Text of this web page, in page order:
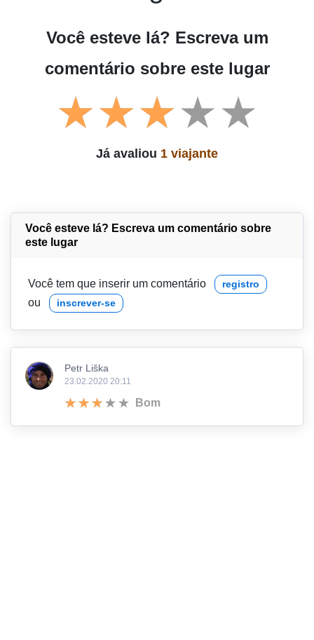
Você esteve lá? Escreva um
comentário sobre este lugar
Já avaliou 1 viajante
Você esteve lá? Escreva um comentário sobre
este lugar
Você tem que inserir um comentário registro
ou inscrever-se
Petr Liška
23.02.2020 20:11
Bom